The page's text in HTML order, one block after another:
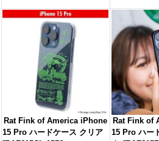
Rat Fink of America iPhone
15 Pro ハードケース クリア
Rat Fink of
15 Pro ハー